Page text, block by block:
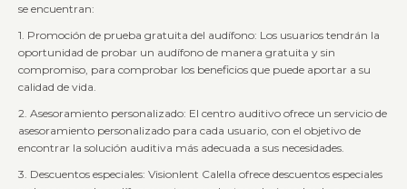
se encuentran:
1. Promoción de prueba gratuita del audífono: Los usuarios tendrán la
oportunidad de probar un audífono de manera gratuita y sin
compromiso, para comprobar los beneficios que puede aportar a su
calidad de vida.
2. Asesoramiento personalizado: El centro auditivo ofrece un servicio de
asesoramiento personalizado para cada usuario, con el objetivo de
encontrar la solución auditiva más adecuada a sus necesidades.
3. Descuentos especiales: Visionlent Calella ofrece descuentos especiales